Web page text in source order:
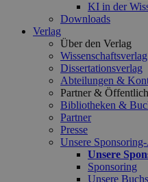
KI in der
Downloads
Verlag
Über den Verlag
Wissenschaftsverlag
Dissertationsverlag
Abteilungen &
Partner &
Bibliotheken &
Partner
Presse
Unsere
Unsere
Sponsoring
Unsere